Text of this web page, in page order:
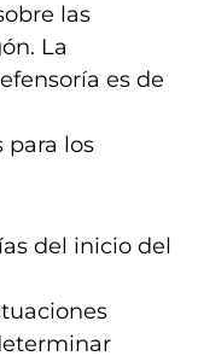
las
La
es de
para los
del inicio del